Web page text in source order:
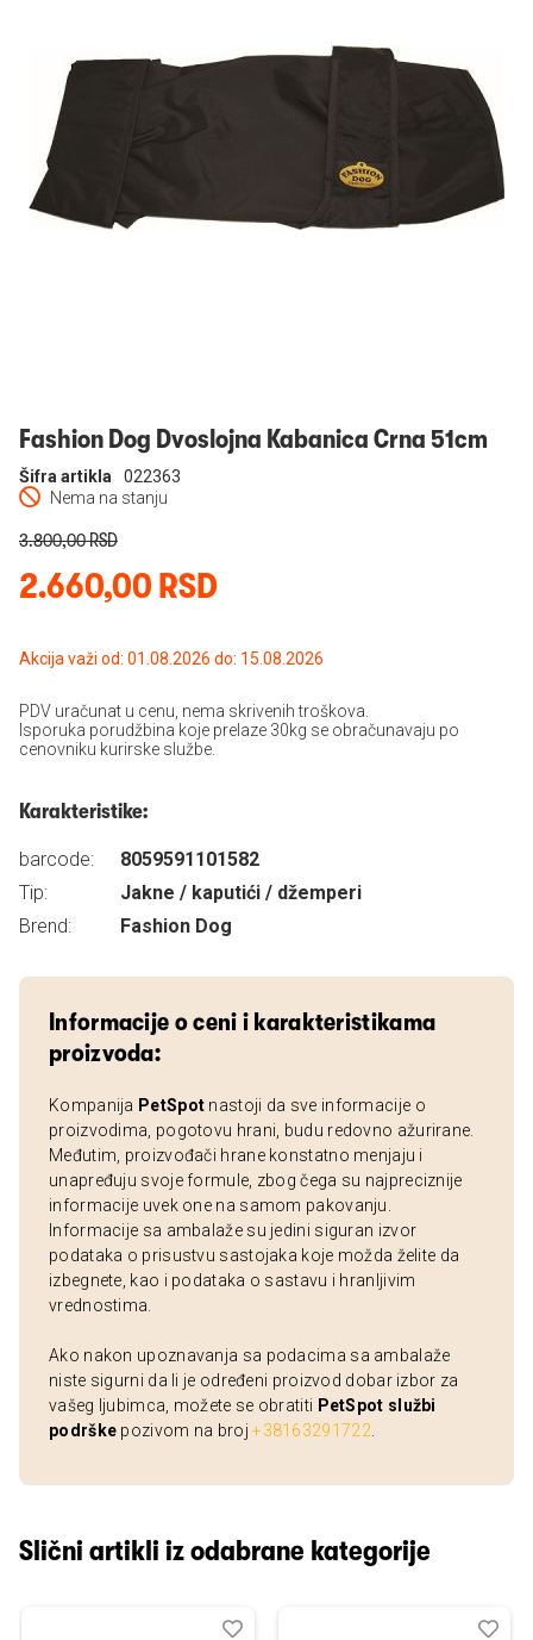
Fashion Dog Dvoslojna Kabanica Crna 51cm
Nema na stanju
Šifra artikla 022363
2.660,00 RSD
3.800,00 RSD
Akcija važi od: 01.08.2026 do: 15.08.2026
PDV uračunat u cenu, nema skrivenih troškova.
Isporuka porudžbina koje prelaze 30kg se obračunavaju po
cenovniku kurirske službe.
Karakteristike:
barcode:
8059591101582
Tip:
Jakne / kaputići / džemperi
Brend:
Fashion Dog
Informacije o ceni i karakteristikama
proizvoda:
Kompanija PetSpot nastoji da sve informacije o
proizvodima, pogotovu hrani, budu redovno ažurirane.
Međutim, proizvođači hrane konstatno menjaju i
unapređuju svoje formule, zbog čega su najpreciznije
informacije uvek one na samom pakovanju.
Informacije sa ambalaže su jedini siguran izvor
podataka o prisustvu sastojaka koje možda želite da
izbegnete, kao i podataka o sastavu i hranljivim
vrednostima.
Ako nakon upoznavanja sa podacima sa ambalaže
niste sigurni da li je određeni proizvod dobar izbor za
vašeg ljubimca, možete se obratiti PetSpot službi
podrške pozivom na broj+38163291722
Slični artikli iz odabrane kategorije
Dodaj
Uporedi